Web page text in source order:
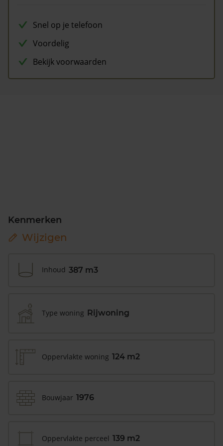
Snel op je telefoon
Voordelig
Bekijk voorwaarden
Kenmerken
Wijzigen
Inhoud 387 m3
Type woning Rijwoning
Oppervlakte woning 124 m2
Bouwjaar 1976
Oppervlakte perceel 139 m2